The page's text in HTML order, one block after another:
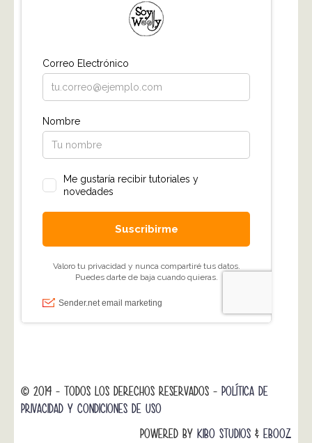
© 2014 - TODOS LOS DERECHOS RESERVADOS - POLÍTICA DE
PRIVACIDAD Y CONDICIONES DE USO
POWERED BY KIBO STUDIOS & EBOOZ